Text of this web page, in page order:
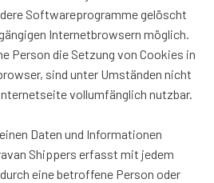
Softwareprogramme gelöscht
Internetbrowsern möglich.
Person die Setzung von Cookies in
sind unter Umständen nicht
vollumfänglich nutzbar.
Daten und Informationen
Shippers erfasst mit jedem
eine betroffene Person oder